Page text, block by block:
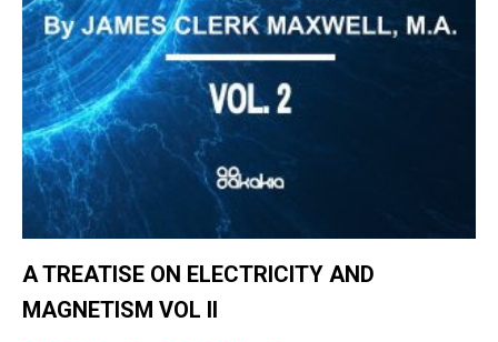
A TREATISE ON ELECTRICITY AND
MAGNETISM VOL II